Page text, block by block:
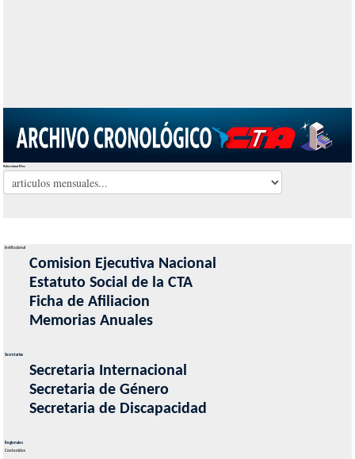
Seleccionar Mes
Institucional
Comision Ejecutiva Nacional
Estatuto Social de la CTA
Ficha de Afiliacion
Memorias Anuales
Secretarias
Secretaria Internacional
Secretaria de Género
Secretaria de Discapacidad
Regionales
Contenidos